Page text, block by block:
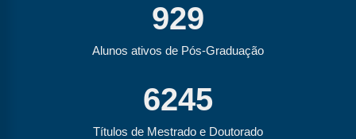
929
Alunos ativos de Pós-Graduação
6245
Títulos de Mestrado e Doutorado